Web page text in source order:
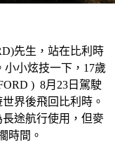
小炫技一下，17歲
)  8月23日駕駛
界後飛回比利時。
途航行使用，但麥
時間。